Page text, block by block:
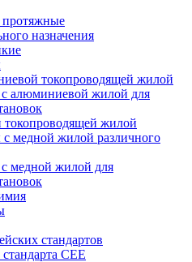
назначения
токопроводящей жилой
алюминиевой жилой для
токопроводящей жилой
медной жилой различного
медной жилой для
стандартов
CEE